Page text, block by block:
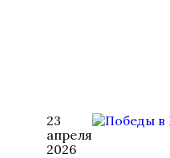
23
апреля
2026